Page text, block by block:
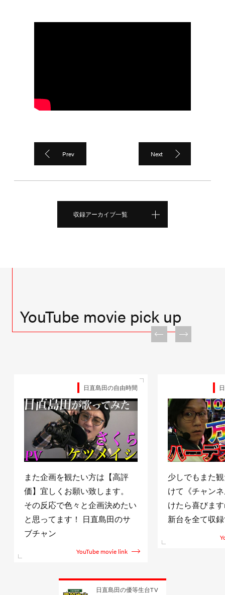
Prev Next
収録アーカイブ一覧
YouTube movie pick up
日直島田の自由時間
また企画を観たい方は【高評
価】宜しくお願い致します。
その反応で色々と企画決めたい
と思ってます！ 日直島田のサ
ブチャン
YouTube movie link
少しでもまた
けて《チャン
けたら喜びま
新台を全て収
日直島田の優等生台TV